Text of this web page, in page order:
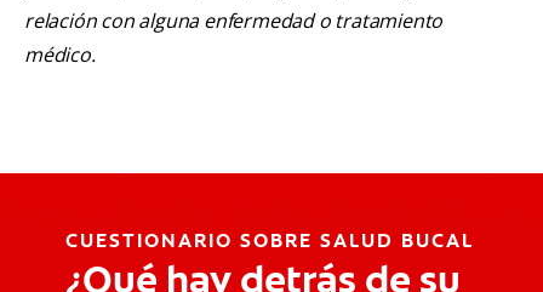
relación con alguna enfermedad o tratamiento
médico.
CUESTIONARIO SOBRE SALUD BUCAL
¿Qué hay detrás de su